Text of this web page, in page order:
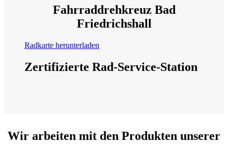
Fahrraddrehkreuz Bad
Friedrichshall
Radkarte herunterladen
Zertifizierte Rad-Service-Station
Wir arbeiten mit den Produkten unserer